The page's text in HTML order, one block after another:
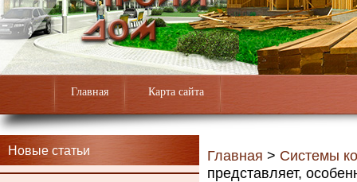
Главная Карта сайта
Новые статьи Главная > Системы
представляет,